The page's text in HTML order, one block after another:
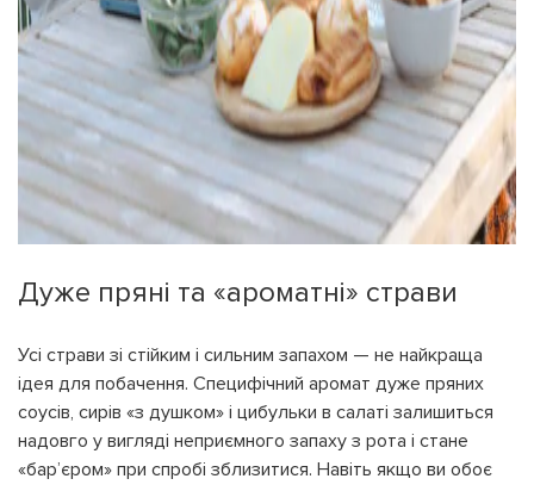
Дуже пряні та «ароматні» страви
Усі страви зі стійким і сильним запахом — не найкраща
ідея для побачення. Специфічний аромат дуже пряних
соусів, сирів «з душком» і цибульки в салаті залишиться
надовго у вигляді неприємного запаху з рота і стане
«бар’єром» при спробі зблизитися. Навіть якщо ви обоє